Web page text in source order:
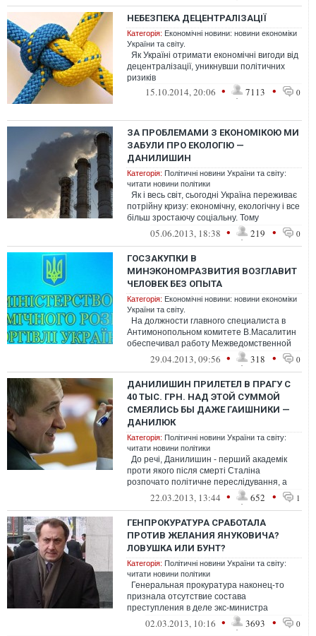
НЕБЕЗПЕКА ДЕЦЕНТРАЛІЗАЦІЇ
Категорія: Економічні новини: новини економіки
України та світу.
Як Україні отримати економічні вигоди від
децентралізації, уникнувши політичних
ризиків
15.10.2014, 20:06 • 7113 • 0
ЗА ПРОБЛЕМАМИ З ЕКОНОМІКОЮ МИ
ЗАБУЛИ ПРО ЕКОЛОГІЮ —
ДАНИЛИШИН
Категорія: Політичні новини України та світу:
читати новини політики
Як і весь світ, сьогодні Україна переживає
потрійну кризу: економічну, екологічну і все
більш зростаючу соціальну. Тому
національна політика м...
05.06.2013, 18:38 • 219 • 0
ГОСЗАКУПКИ В
МИНЭКОНОМРАЗВИТИЯ ВОЗГЛАВИТ
ЧЕЛОВЕК БЕЗ ОПЫТА
Категорія: Економічні новини: новини економіки
України та світу.
На должности главного специалиста в
Антимонопольном комитете В.Масалитин
обеспечивал работу Межведомственной
комиссии, дававшей разрешения на ...
29.04.2013, 09:56 • 318 • 0
ДАНИЛИШИН ПРИЛЕТЕЛ В ПРАГУ С
40 ТЫС. ГРН. НАД ЭТОЙ СУММОЙ
СМЕЯЛИСЬ БЫ ДАЖЕ ГАИШНИКИ —
ДАНИЛЮК
Категорія: Політичні новини України та світу:
читати новини політики
До речі, Данилишин - перший академік
проти якого після смерті Сталіна
розпочато політичне переслідування, а
останнім, кого з політичних мотиві...
22.03.2013, 13:44 • 652 • 1
ГЕНПРОКУРАТУРА СРАБОТАЛА
ПРОТИВ ЖЕЛАНИЯ ЯНУКОВИЧА?
ЛОВУШКА ИЛИ БУНТ?
Категорія: Політичні новини України та світу:
читати новини політики
Генеральная прокуратура наконец-то
признала отсутствие состава
преступления в деле экс-министра
экономики Богдана Данилишина,-
02.03.2013, 10:16 • 3693 • 0